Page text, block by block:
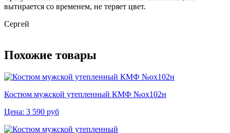
вытирается со временем, не теряет цвет.
Сергей
Похожие товары
Костюм мужской утепленный КМФ №ох102н
Цена: 3 590 руб